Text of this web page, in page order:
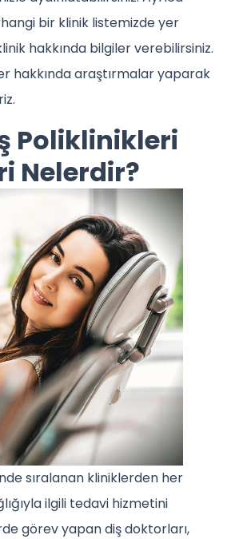
bir klinik listemizde yer
hakkında bilgiler verebilirsiniz.
hakkında araştırmalar yaparak
Poliklinikleri
Nelerdir?
sıralanan kliniklerden her
ilgili tedavi hizmetini
görev yapan diş doktorları,